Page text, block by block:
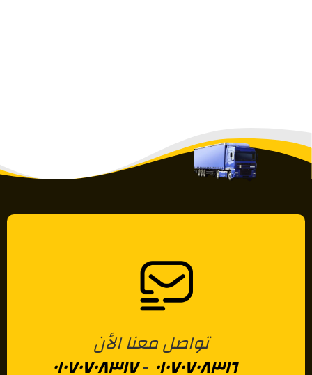
تواصل معنا الأن
٠١٠٧٠٧٠٨٣١٦ -٠١٠٧٠٧٠٨٣١٧